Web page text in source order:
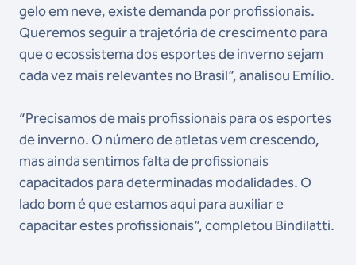
gelo em neve, existe demanda por profissionais.
Queremos seguir a trajetória de crescimento para
que o ecossistema dos esportes de inverno sejam
cada vez mais relevantes no Brasil”, analisou Emílio.
“Precisamos de mais profissionais para os esportes
de inverno. O número de atletas vem crescendo,
mas ainda sentimos falta de profissionais
capacitados para determinadas modalidades. O
lado bom é que estamos aqui para auxiliar e
capacitar estes profissionais”, completou Bindilatti.